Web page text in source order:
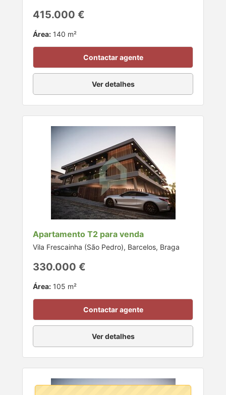
415.000 €
Área: 140 m²
Contactar agente
Ver detalhes
Apartamento T2 para venda
Vila Frescainha (São Pedro), Barcelos, Braga
330.000 €
Área: 105 m²
Contactar agente
Ver detalhes